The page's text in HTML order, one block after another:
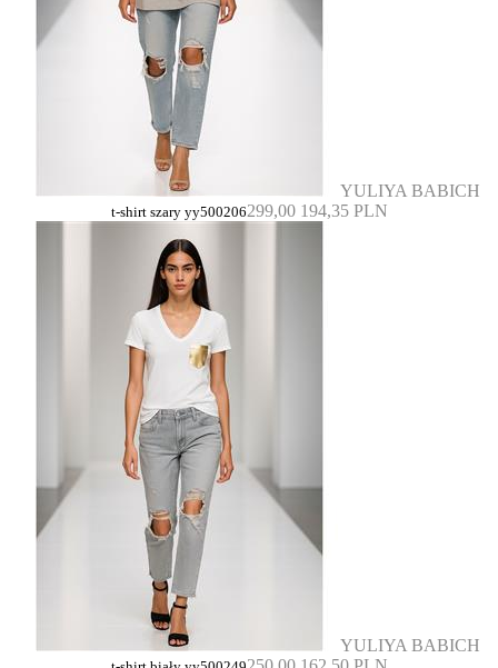
YULIYA BABICH
t-shirt szary yy500206299,00 194,35 PLN
YULIYA BABICH